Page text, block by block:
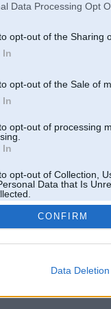
Data Processing Opt
opt-out of the Sharing
In
opt-out of the Sale of
In
opt-out of processing
In
opt-out of Collection,
Data that Is
Out
CONFIRM
Data Deletion
un nav saistīts ar